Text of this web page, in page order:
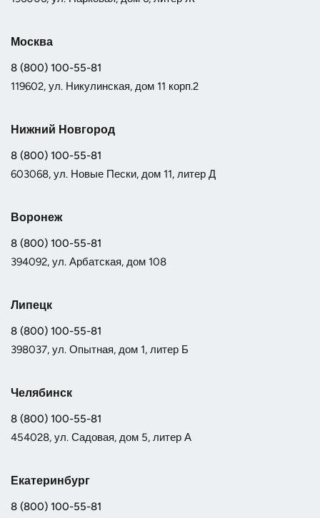
Москва
8 (800) 100-55-81
119602, ул. Никулинская, дом 11 корп.2
Нижний Новгород
8 (800) 100-55-81
603068, ул. Новые Пески, дом 11, литер Д
Воронеж
8 (800) 100-55-81
394092, ул. Арбатская, дом 108
Липецк
8 (800) 100-55-81
398037, ул. Опытная, дом 1, литер Б
Челябинск
8 (800) 100-55-81
454028, ул. Садовая, дом 5, литер А
Екатеринбург
8 (800) 100-55-81